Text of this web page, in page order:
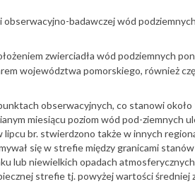
obserwacyjno-badawczej wód podziemnych
zwierciadła wód podziemnych
województwa pomorskiego, również
obserwacyjnych, co stanowi
miesiącu poziom wód pod-ziemnych
br. stwierdzono także w innych
się w strefie między granicami
niewielkich opadach
strefie tj. powyżej wartości średniej